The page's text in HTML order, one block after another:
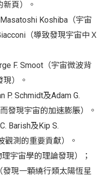
頁）。
Koshiba（宇宙
（導致發現宇宙中Ｘ
F. Smoot（宇宙微波背
）。
P. Schmidt及Adam G.
發現宇宙的加速膨脹）。
Barish及Kip S.
觀測的重要貢獻）。
宇宙學的理論發現）；
發現一顆繞行類太陽恆星